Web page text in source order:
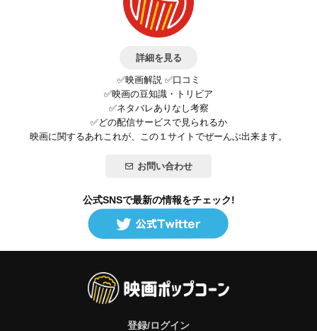
詳細を見る
✅映画解説 ✅口コミ
✅映画の豆知識・トリビア
✅ネタバレありなし考察
✅どの配信サービスで見られるか
映画に関するあれこれが、この１サイトでぜーんぶ出来ます。
お問い合わせ
公式SNSで最新の情報をチェック!
登録/ログイン